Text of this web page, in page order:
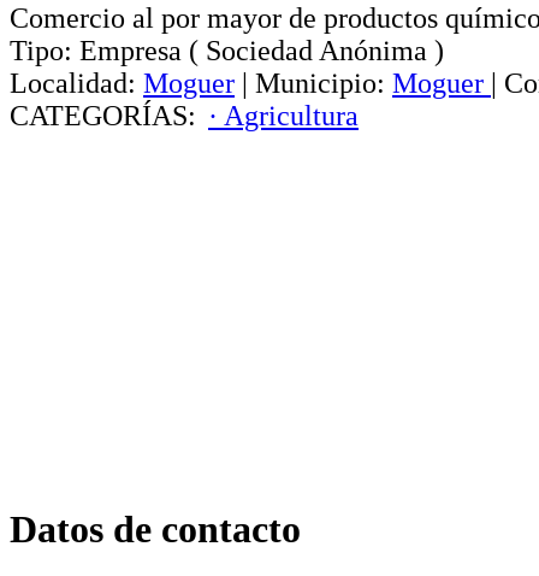
Comercio al por mayor de productos
Tipo: Empresa ( Sociedad Anónima )
Localidad: Moguer | Municipio: Moguer |
CATEGORÍAS: · Agricultura
Datos de contacto